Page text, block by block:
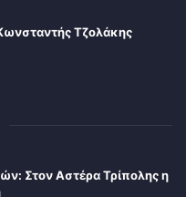
Τζολάκης
Στον Αστέρα Τρίπολης η